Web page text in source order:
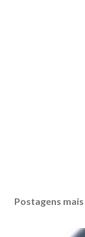
s
Postagens